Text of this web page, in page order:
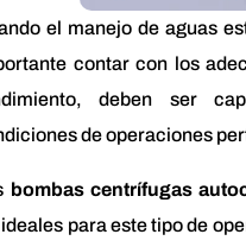
el manejo de aguas
contar con los
deben ser
de operaciones
bombas centrífugas
para este tipo de